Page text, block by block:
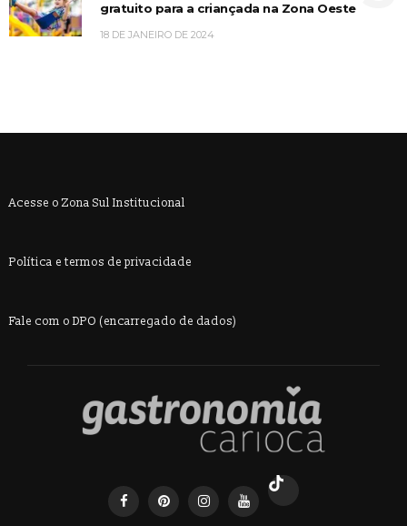
gratuito para a criançada na Zona Oeste
18 DE JANEIRO DE 2024
Acesse o Zona Sul Institucional
Política e termos de privacidade
Fale com o DPO (encarregado de dados)